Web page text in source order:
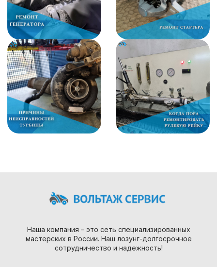
Наша компания – это сеть специализированных
мастерских в России. Наш лозунг-долгосрочное
сотрудничество и надежность!